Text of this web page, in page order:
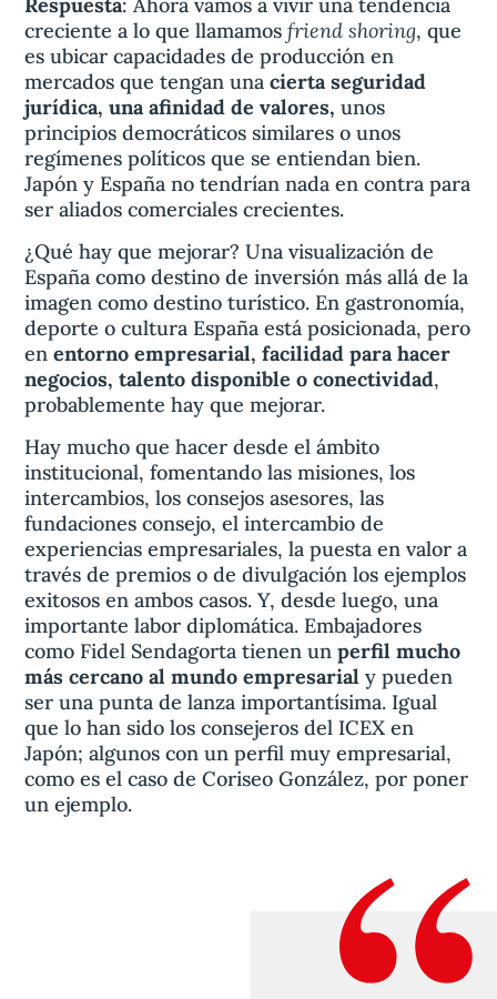
Respuesta: Ahora vamos a vivir una tendencia
creciente a lo que llamamosfriend shoring, que
es ubicar capacidades de producción en
mercados que tengan unacierta seguridad
jurídica, una afinidad de valores, unos
principios democráticos similares o unos
regímenes políticos que se entiendan bien.
Japón y España no tendrían nada en contra para
ser aliados comerciales crecientes.
¿Qué hay que mejorar? Una visualización de
España como destino de inversión más allá de la
imagen como destino turístico. En gastronomía,
deporte o cultura España está posicionada, pero
enentorno empresarial, facilidad para hacer
negocios, talento disponible o conectividad,
probablemente hay que mejorar.
Hay mucho que hacer desde el ámbito
institucional, fomentando las misiones, los
intercambios, los consejos asesores, las
fundaciones consejo, el intercambio de
experiencias empresariales, la puesta en valor a
través de premios o de divulgación los ejemplos
exitosos en ambos casos. Y, desde luego, una
importante labor diplomática. Embajadores
como Fidel Sendagorta tienen unperfil mucho
más cercano al mundo empresarial y pueden
ser una punta de lanza importantísima. Igual
que lo han sido los consejeros del ICEX en
Japón; algunos con un perfil muy empresarial,
como es el caso de Coriseo González, por poner
un ejemplo.